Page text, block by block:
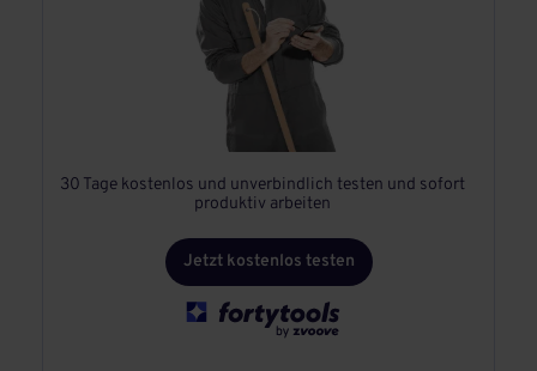
30 Tage kostenlos und unverbindlich testen und sofort
produktiv arbeiten
Jetzt kostenlos testen